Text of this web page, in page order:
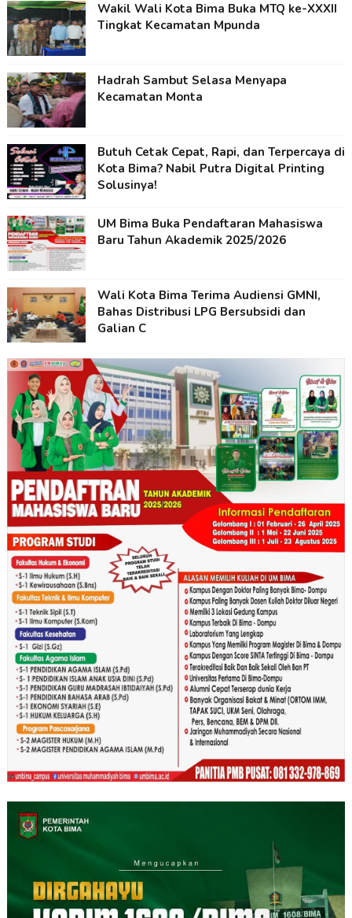
Wakil Wali Kota Bima Buka MTQ ke-XXXII
Tingkat Kecamatan Mpunda
Hadrah Sambut Selasa Menyapa
Kecamatan Monta
Butuh Cetak Cepat, Rapi, dan Terpercaya di
Kota Bima? Nabil Putra Digital Printing
Solusinya!
UM Bima Buka Pendaftaran Mahasiswa
Baru Tahun Akademik 2025/2026
Wali Kota Bima Terima Audiensi GMNI,
Bahas Distribusi LPG Bersubsidi dan
Galian C